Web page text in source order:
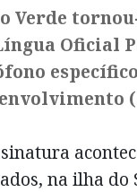
Verde
Oficial
na ilha